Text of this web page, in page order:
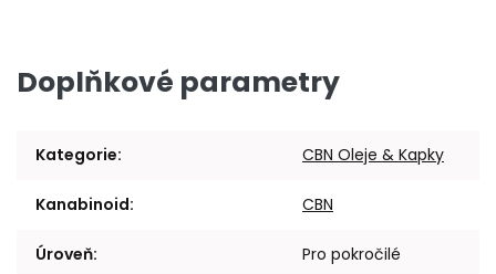
Doplňkové parametry
Kategorie: CBN Oleje & Kapky
Kanabinoid: CBN
Úroveň: Pro pokročilé